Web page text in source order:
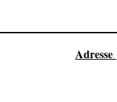
Adresse